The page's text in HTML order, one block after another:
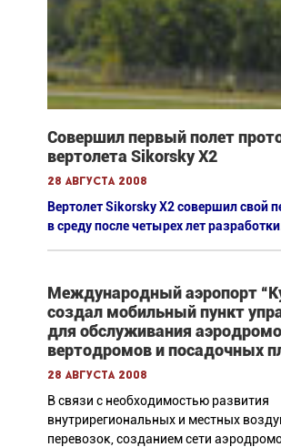
Совершил первый полет
вертолета Sikorsky X2
28 августа 2008
Вертолет Sikorsky X2 совершил свой
в среду после четырех лет
Международный аэропорт
создал мобильный пункт
для обслуживания
вертодромов и посадочных
28 августа 2008
В связи с необходимостью развития
внутрирегиональных и местных
перевозок, созданием сети